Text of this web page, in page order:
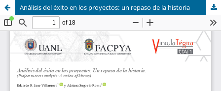
Análisis del éxito en los proyectos: un repaso de la historia